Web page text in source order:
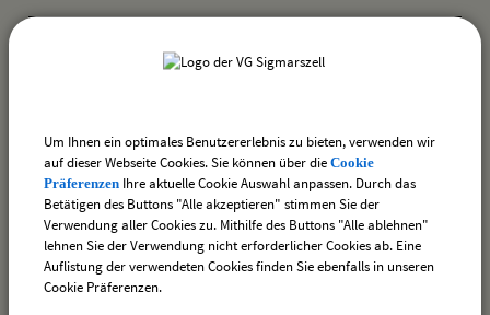
zurück
drucken nach oben
Um Ihnen ein optimales Benutzererlebnis zu bieten, verwenden wir
auf dieser Webseite Cookies. Sie können über die Cookie
Präferenzen Ihre aktuelle Cookie Auswahl anpassen. Durch das
Betätigen des Buttons "Alle akzeptieren" stimmen Sie der
Verwendung aller Cookies zu. Mithilfe des Buttons "Alle ablehnen"
lehnen Sie der Verwendung nicht erforderlicher Cookies ab. Eine
Auflistung der verwendeten Cookies finden Sie ebenfalls in unseren
Cookie Präferenzen.